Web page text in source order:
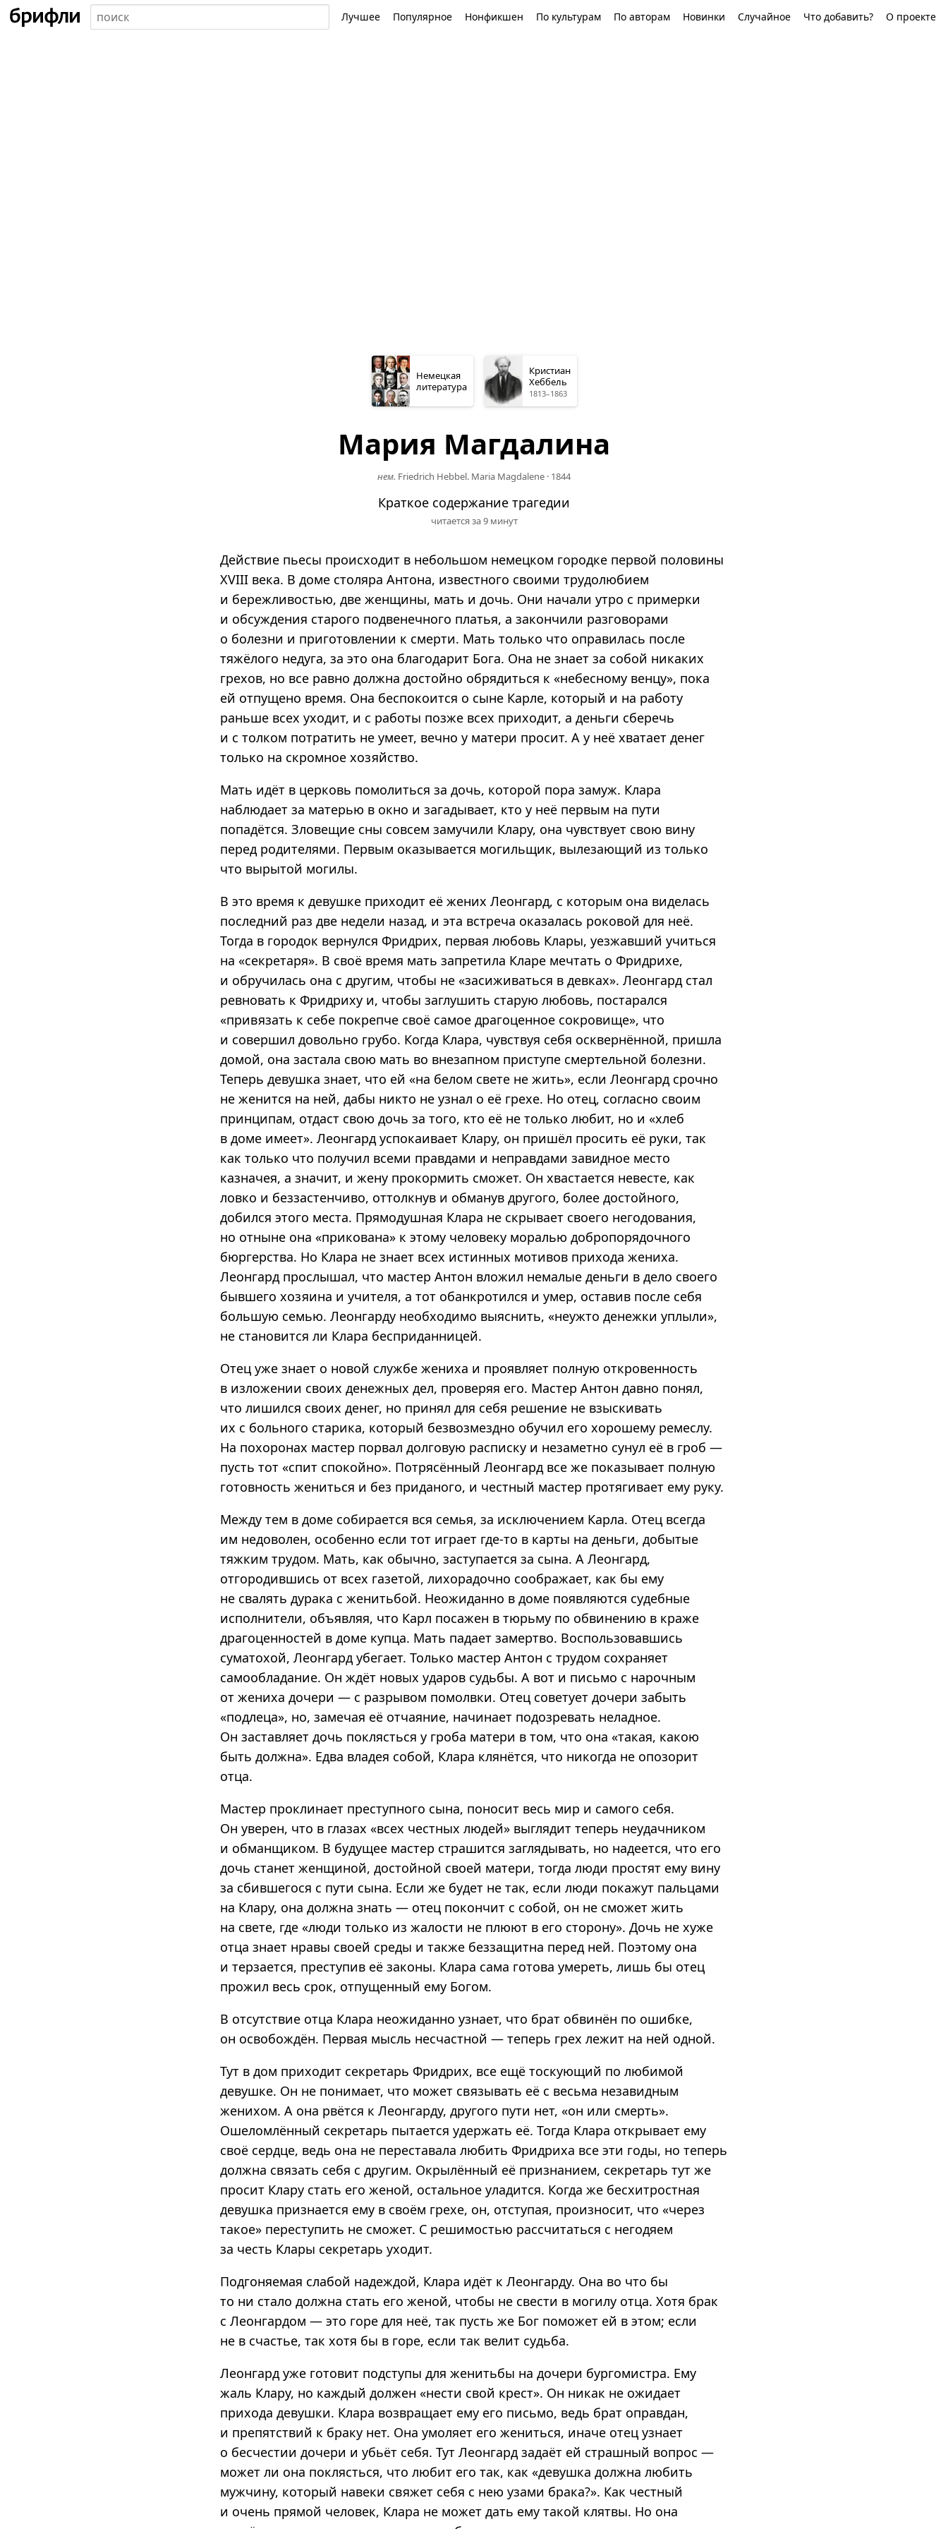
Лучшее Популярное Нонфикшен По культурам По авторам Новинки Случайное Что добавить? О проекте
Немецкая
литература
Кристиан
Хеббель
1813–1863
Мария Магдалина
нем. Friedrich Hebbel. Maria Magdalene · 1844
Краткое содержание трагедии
читается за 9 минут
Действие пьесы происходит в небольшом немецком городке первой половины
XVIII века. В доме столяра Антона, известного своими трудолюбием
и бережливостью, две женщины, мать и дочь. Они начали утро с примерки
и обсуждения старого подвенечного платья, а закончили разговорами
о болезни и приготовлении к смерти. Мать только что оправилась после
тяжёлого недуга, за это она благодарит Бога. Она не знает за собой никаких
грехов, но все равно должна достойно обрядиться к «небесному венцу», пока
ей отпущено время. Она беспокоится о сыне Карле, который и на работу
раньше всех уходит, и с работы позже всех приходит, а деньги сберечь
и с толком потратить не умеет, вечно у матери просит. А у неё хватает денег
только на скромное хозяйство.
Мать идёт в церковь помолиться за дочь, которой пора замуж. Клара
наблюдает за матерью в окно и загадывает, кто у неё первым на пути
попадётся. Зловещие сны совсем замучили Клару, она чувствует свою вину
перед родителями. Первым оказывается могильщик, вылезающий из только
что вырытой могилы.
В это время к девушке приходит её жених Леонгард, с которым она виделась
последний раз две недели назад, и эта встреча оказалась роковой для неё.
Тогда в городок вернулся Фридрих, первая любовь Клары, уезжавший учиться
на «секретаря». В своё время мать запретила Кларе мечтать о Фридрихе,
и обручилась она с другим, чтобы не «засиживаться в девках». Леонгард стал
ревновать к Фридриху и, чтобы заглушить старую любовь, постарался
«привязать к себе покрепче своё самое драгоценное сокровище», что
и совершил довольно грубо. Когда Клара, чувствуя себя осквернённой, пришла
домой, она застала свою мать во внезапном приступе смертельной болезни.
Теперь девушка знает, что ей «на белом свете не жить», если Леонгард срочно
не женится на ней, дабы никто не узнал о её грехе. Но отец, согласно своим
принципам, отдаст свою дочь за того, кто её не только любит, но и «хлеб
в доме имеет». Леонгард успокаивает Клару, он пришёл просить её руки, так
как только что получил всеми правдами и неправдами завидное место
казначея, а значит, и жену прокормить сможет. Он хвастается невесте, как
ловко и беззастенчиво, оттолкнув и обманув другого, более достойного,
добился этого места. Прямодушная Клара не скрывает своего негодования,
но отныне она «прикована» к этому человеку моралью добропорядочного
бюргерства. Но Клара не знает всех истинных мотивов прихода жениха.
Леонгард прослышал, что мастер Антон вложил немалые деньги в дело своего
бывшего хозяина и учителя, а тот обанкротился и умер, оставив после себя
большую семью. Леонгарду необходимо выяснить, «неужто денежки уплыли»,
не становится ли Клара бесприданницей.
Отец уже знает о новой службе жениха и проявляет полную откровенность
в изложении своих денежных дел, проверяя его. Мастер Антон давно понял,
что лишился своих денег, но принял для себя решение не взыскивать
их с больного старика, который безвозмездно обучил его хорошему ремеслу.
На похоронах мастер порвал долговую расписку и незаметно сунул её в гроб —
пусть тот «спит спокойно». Потрясённый Леонгард все же показывает полную
готовность жениться и без приданого, и честный мастер протягивает ему руку.
Между тем в доме собирается вся семья, за исключением Карла. Отец всегда
им недоволен, особенно если тот играет где-то в карты на деньги, добытые
тяжким трудом. Мать, как обычно, заступается за сына. А Леонгард,
отгородившись от всех газетой, лихорадочно соображает, как бы ему
не свалять дурака с женитьбой. Неожиданно в доме появляются судебные
исполнители, объявляя, что Карл посажен в тюрьму по обвинению в краже
драгоценностей в доме купца. Мать падает замертво. Воспользовавшись
суматохой, Леонгард убегает. Только мастер Антон с трудом сохраняет
самообладание. Он ждёт новых ударов судьбы. А вот и письмо с нарочным
от жениха дочери — с разрывом помолвки. Отец советует дочери забыть
«подлеца», но, замечая её отчаяние, начинает подозревать неладное.
Он заставляет дочь поклясться у гроба матери в том, что она «такая, какою
быть должна». Едва владея собой, Клара клянётся, что никогда не опозорит
отца.
Мастер проклинает преступного сына, поносит весь мир и самого себя.
Он уверен, что в глазах «всех честных людей» выглядит теперь неудачником
и обманщиком. В будущее мастер страшится заглядывать, но надеется, что его
дочь станет женщиной, достойной своей матери, тогда люди простят ему вину
за сбившегося с пути сына. Если же будет не так, если люди покажут пальцами
на Клару, она должна знать — отец покончит с собой, он не сможет жить
на свете, где «люди только из жалости не плюют в его сторону». Дочь не хуже
отца знает нравы своей среды и также беззащитна перед ней. Поэтому она
и терзается, преступив её законы. Клара сама готова умереть, лишь бы отец
прожил весь срок, отпущенный ему Богом.
В отсутствие отца Клара неожиданно узнает, что брат обвинён по ошибке,
он освобождён. Первая мысль несчастной — теперь грех лежит на ней одной.
Тут в дом приходит секретарь Фридрих, все ещё тоскующий по любимой
девушке. Он не понимает, что может связывать её с весьма незавидным
женихом. А она рвётся к Леонгарду, другого пути нет, «он или смерть».
Ошеломлённый секретарь пытается удержать её. Тогда Клара открывает ему
своё сердце, ведь она не переставала любить Фридриха все эти годы, но теперь
должна связать себя с другим. Окрылённый её признанием, секретарь тут же
просит Клару стать его женой, остальное уладится. Когда же бесхитростная
девушка признается ему в своём грехе, он, отступая, произносит, что «через
такое» переступить не сможет. С решимостью рассчитаться с негодяем
за честь Клары секретарь уходит.
Подгоняемая слабой надеждой, Клара идёт к Леонгарду. Она во что бы
то ни стало должна стать его женой, чтобы не свести в могилу отца. Хотя брак
с Леонгардом — это горе для неё, так пусть же Бог поможет ей в этом; если
не в счастье, так хотя бы в горе, если так велит судьба.
Леонгард уже готовит подступы для женитьбы на дочери бургомистра. Ему
жаль Клару, но каждый должен «нести свой крест». Он никак не ожидает
прихода девушки. Клара возвращает ему его письмо, ведь брат оправдан,
и препятствий к браку нет. Она умоляет его жениться, иначе отец узнает
о бесчестии дочери и убьёт себя. Тут Леонгард задаёт ей страшный вопрос —
может ли она поклясться, что любит его так, как «девушка должна любить
мужчину, который навеки свяжет себя с нею узами брака?». Как честный
и очень прямой человек, Клара не может дать ему такой клятвы. Но она